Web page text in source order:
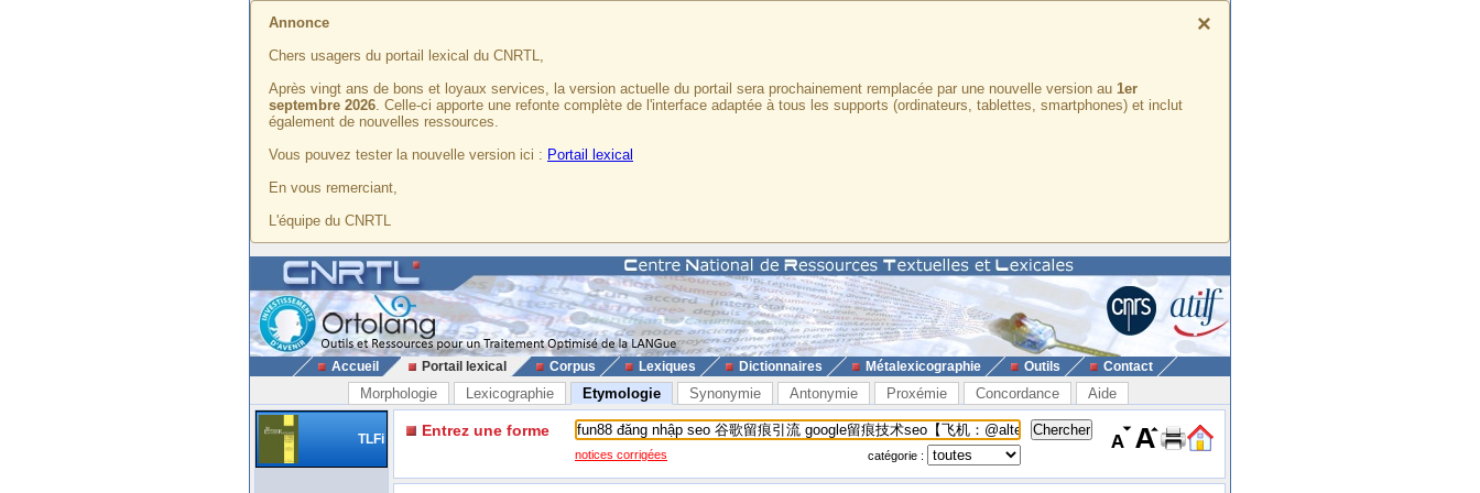
×
Annonce
Chers usagers du portail lexical du CNRTL,
Après vingt ans de bons et loyaux services, la version actuelle du portail sera prochainement remplacée par une nouvelle version au 1er
septembre 2026. Celle-ci apporte une refonte complète de l'interface adaptée à tous les supports (ordinateurs, tablettes, smartphones) et inclut
également de nouvelles ressources.
Vous pouvez tester la nouvelle version ici : Portail lexical
En vous remerciant,
L'équipe du CNRTL
Accueil Portail lexical Corpus Lexiques Dictionnaires Métalexicographie Outils Contact
Morphologie Lexicographie Etymologie Synonymie Antonymie Proxémie Concordance Aide
TLFi Entrez une forme
notices corrigées catégorie :